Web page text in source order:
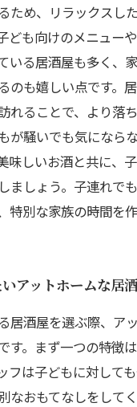
ため、リラックスし
ども向けのメニュー
いる居酒屋も多く、
のも嬉しい点です。
れることで、より落
が騒いでも気になら
味しいお酒と共に、
ましょう。子連れで
特別な家族の時間を
アットホームな居
居酒屋を選ぶ際、ア
す。まず一つの特徴
フは子どもに対して
なおもてなしをして